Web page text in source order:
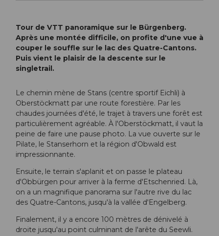
Tour de VTT panoramique sur le Bürgenberg.
Après une montée difficile, on profite d'une vue à
couper le souffle sur le lac des Quatre-Cantons.
Puis vient le plaisir de la descente sur le
singletrail.
Le chemin mène de Stans (centre sportif Eichli) à
Oberstöckmatt par une route forestière. Par les
chaudes journées d'été, le trajet à travers une forêt est
particulièrement agréable. À l'Oberstöckmatt, il vaut la
peine de faire une pause photo. La vue ouverte sur le
Pilate, le Stanserhorn et la région d'Obwald est
impressionnante.
Ensuite, le terrain s'aplanit et on passe le plateau
d'Obbürgen pour arriver à la ferme d'Etschenried. Là,
on a un magnifique panorama sur l'autre rive du lac
des Quatre-Cantons, jusqu'à la vallée d'Engelberg.
Finalement, il y a encore 100 mètres de dénivelé à
droite jusqu'au point culminant de l'arête du Seewli.